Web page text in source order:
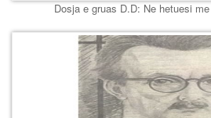
Dosja e gruas D.D: Ne hetuesi